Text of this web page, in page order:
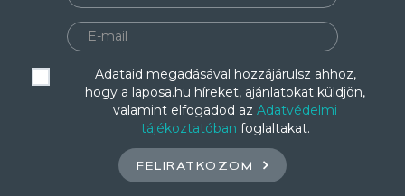
Adataid megadásával hozzájárulsz ahhoz,
hogy a laposa.hu híreket, ajánlatokat küldjön,
valamint elfogadod az Adatvédelmi
tájékoztatóban foglaltakat.
FELIRATKOZOM